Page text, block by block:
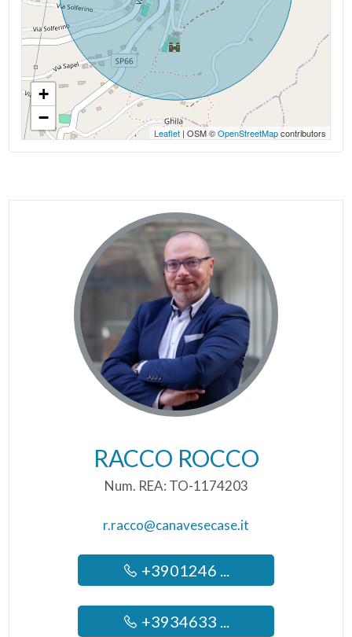
+
−
Leaflet| OSM ©OpenStreetMapcontributors
RACCO ROCCO
Num. REA: TO-1174203
r.racco@canavesecase.it
+3901246 ...
+3934633 ...